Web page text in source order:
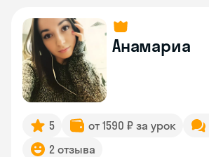
Анамариа
5 от 1590 ₽ за урок
2 отзыва